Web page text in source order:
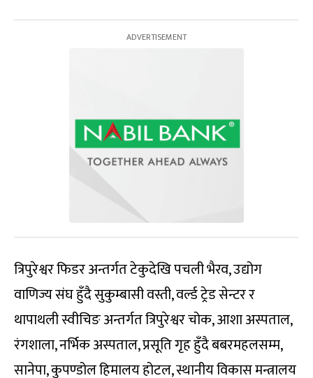
त्रिपुरेश्वर फिडर अन्तर्गत टेकुदेखि पचली भैरव, उद्योग
वाणिज्य संघ हुँदै सुकुम्बासी वस्ती, वर्ल्ड ट्रेड सेन्टर र
थापाथली स्वीचिङ अन्तर्गत त्रिपुरेश्वर चोक, आशा अस्पताल,
रंगशाला, नर्भिक अस्पताल, प्रसूति गृह हुँदै बबरमहलसम्म,
सानेपा, कुपण्डोल हिमालय होटल, स्थानीय विकास मन्त्रालय